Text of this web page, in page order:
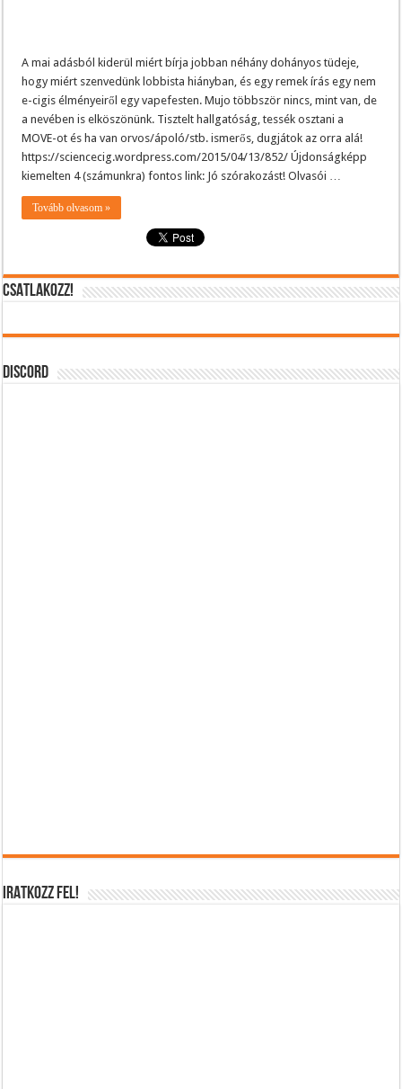
A mai adásból kiderül miért bírja jobban néhány dohányos tüdeje,
hogy miért szenvedünk lobbista hiányban, és egy remek írás egy nem
e-cigis élményeiről egy vapefesten. Mujo többször nincs, mint van, de
a nevében is elköszönünk. Tisztelt hallgatóság, tessék osztani a
MOVE-ot és ha van orvos/ápoló/stb. ismerős, dugjátok az orra alá!
https://sciencecig.wordpress.com/2015/04/13/852/ Újdonságképp
kiemelten 4 (számunkra) fontos link: Jó szórakozást! Olvasói …
Tovább olvasom »
CSATLAKOZZ!
DISCORD
IRATKOZZ FEL!